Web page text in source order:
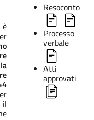
Resoconto
Processo
verbale
Atti
approvati